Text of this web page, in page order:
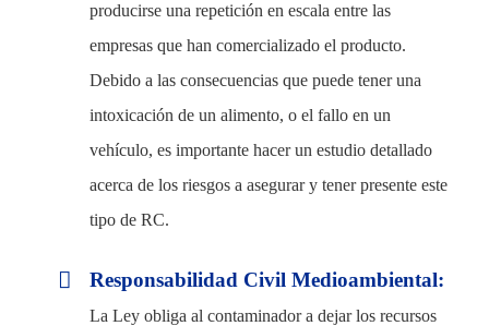
producirse una repetición en escala entre las
empresas que han comercializado el producto.
Debido a las consecuencias que puede tener una
intoxicación de un alimento, o el fallo en un
vehículo, es importante hacer un estudio detallado
acerca de los riesgos a asegurar y tener presente este
tipo de RC.
Responsabilidad Civil Medioambiental:
La Ley obliga al contaminador a dejar los recursos
Otros Seguros
Mapa del Sitio
Siniestros